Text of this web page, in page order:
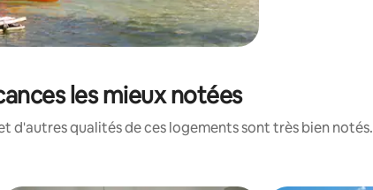
les mieux notées
d'autres qualités de ces logements sont très bien notés.